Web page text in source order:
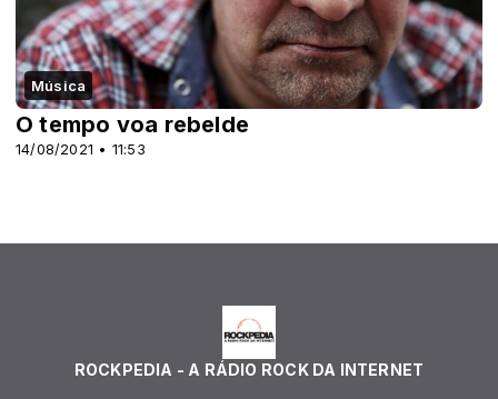
Música
14/08/2021 • 11:53
O tempo voa rebelde
ROCKPEDIA - A RÁDIO ROCK DA INTERNET